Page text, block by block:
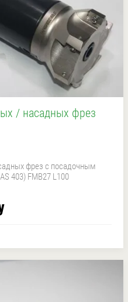
/ насадных фрез
фрез с посадочным
403) FMB27 L100